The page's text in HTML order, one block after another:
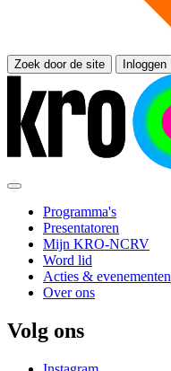
Zoek door de site Inloggen
Programma's
Presentatoren
Mijn KRO-NCRV
Word lid
Acties & evenementen
Over ons
Volg ons